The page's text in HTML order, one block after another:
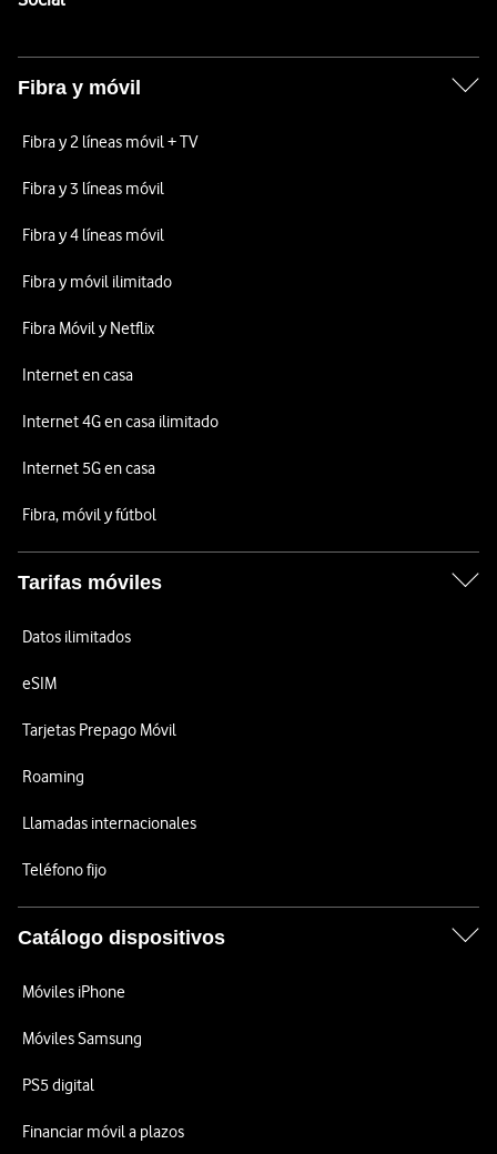
Fibra y móvil
Fibra y 2 líneas móvil + TV
Fibra y 3 líneas móvil
Fibra y 4 líneas móvil
Fibra y móvil ilimitado
Fibra Móvil y Netflix
Internet en casa
Internet 4G en casa ilimitado
Internet 5G en casa
Fibra, móvil y fútbol
Tarifas móviles
Datos ilimitados
eSIM
Tarjetas Prepago Móvil
Roaming
Llamadas internacionales
Teléfono fijo
Catálogo dispositivos
Móviles iPhone
Móviles Samsung
PS5 digital
Financiar móvil a plazos